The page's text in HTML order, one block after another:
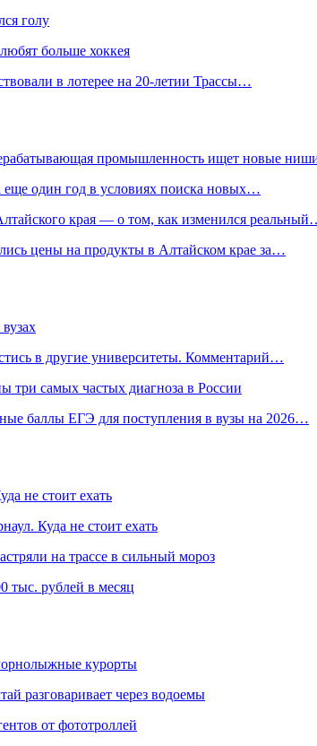
голу
больше хоккея
в лотерее на 20-летии Трассы…
промышленность ищет новые
один год в условиях поиска новых…
края — о том, как изменился
цены на продукты в Алтайском крае за…
в другие университеты. Комментарий…
три самых частых диагноза в России
баллы ЕГЭ для поступления в вузы на 2026…
не стоит ехать
Куда не стоит ехать
на трассе в сильный мороз
тыс. рублей в месяц
курорты
разговаривает через водоемы
от фототроллей